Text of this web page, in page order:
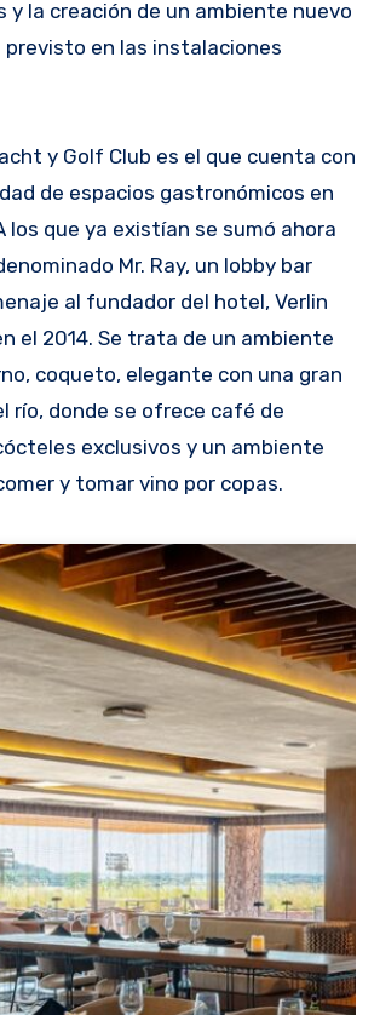
y la creación de un ambiente nuevo
previsto en las instalaciones
y Golf Club es el que cuenta con
de espacios gastronómicos en
los que ya existían se sumó ahora
Mr. Ray, un lobby bar
al fundador del hotel, Verlin
el 2014. Se trata de un ambiente
coqueto, elegante con una gran
río, donde se ofrece café de
exclusivos y un ambiente
y tomar vino por copas.